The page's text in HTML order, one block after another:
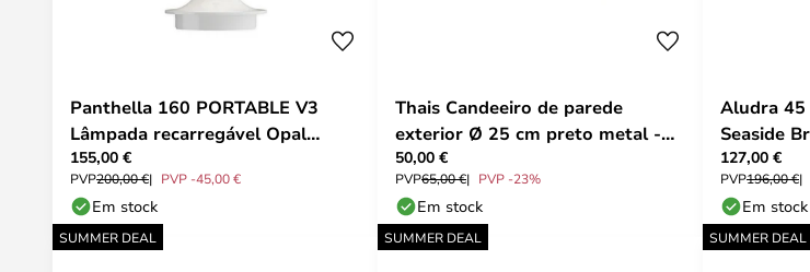
Panthella 160 PORTABLE V3
Lâmpada recarregável Opal
Branco - Louis Poulsen
155,00 €
PVP200,00 € PVP -45,00 €
Em stock
Thais Candeeiro de parede
exterior Ø 25 cm preto metal -
Lucande
50,00 €
PVP65,00 € PVP -23%
Em stock
Aludra 45
Seaside
127,00 €
PVP196,00 €
Em stock
SUMMER DEAL SUMMER DEAL SUMMER DEAL